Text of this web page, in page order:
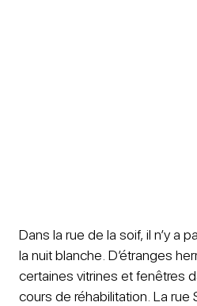
Dans la rue de la soif, il n’y a
la nuit blanche. D’étranges
certaines vitrines et fenêtres
cours de réhabilitation. La rue